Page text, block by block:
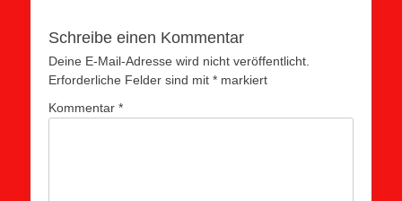
Schreibe einen Kommentar
Deine E-Mail-Adresse wird nicht veröffentlicht.
Erforderliche Felder sind mit * markiert
Kommentar *